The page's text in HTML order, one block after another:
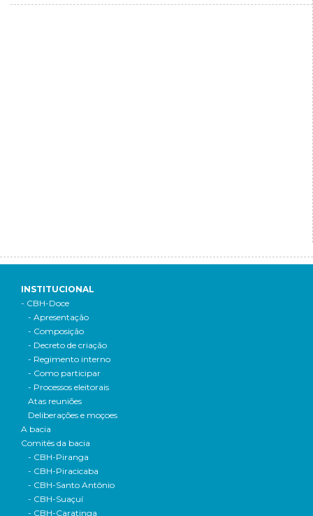
INSTITUCIONAL
- CBH-Doce
- Apresentação
- Composição
- Decreto de criação
- Regimento interno
- Como participar
- Processos eleitorais
Atas reuniões
Deliberações e moçoes
A bacia
Comitês da bacia
- CBH-Piranga
- CBH-Piracicaba
- CBH-Santo Antônio
- CBH-Suaçuí
- CBH-Caratinga